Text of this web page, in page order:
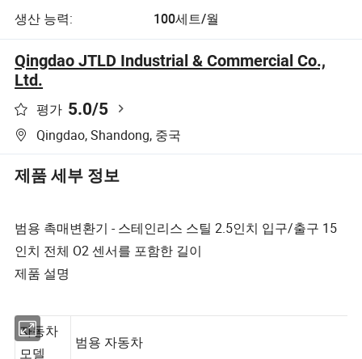
생산 능력:
100세트/월
Qingdao JTLD Industrial & Commercial Co.,
Ltd.
평가 5.0/5
Qingdao, Shandong, 중국
제품 세부 정보
범용 촉매변환기 - 스테인리스 스틸 2.5인치 입구/출구 15
인치 전체 O2 센서를 포함한 길이
제품 설명
자동차